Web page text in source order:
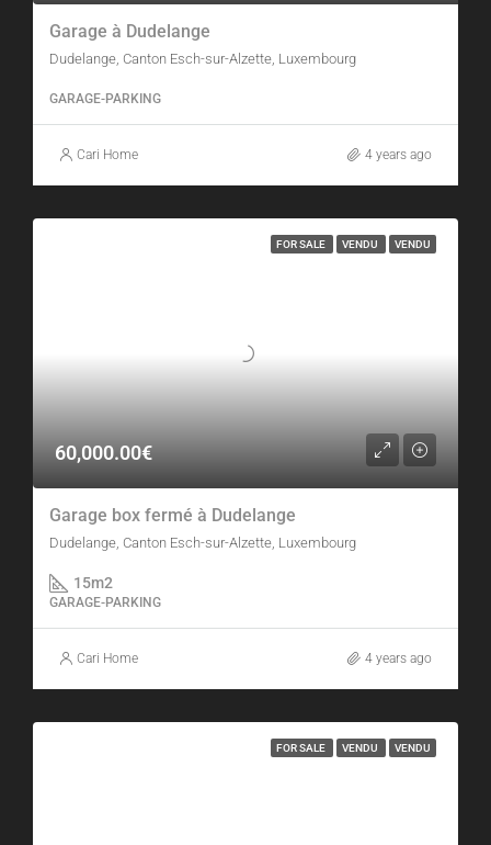
Garage à Dudelange
Dudelange, Canton Esch-sur-Alzette, Luxembourg
GARAGE-PARKING
Cari Home 4 years ago
FOR SALE VENDU VENDU
60,000.00€
Garage box fermé à Dudelange
Dudelange, Canton Esch-sur-Alzette, Luxembourg
15m2
GARAGE-PARKING
Cari Home 4 years ago
FOR SALE VENDU VENDU